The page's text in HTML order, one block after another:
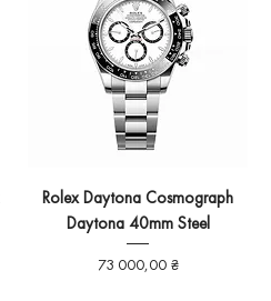
Rolex Daytona Cosmograph
Daytona 40mm Steel
Ціна
73 000,00 ₴